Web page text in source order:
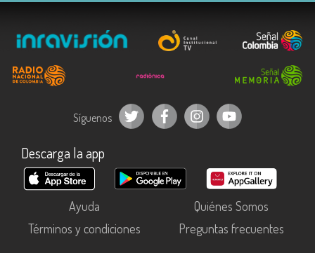
Síguenos
Descarga la app
Ayuda
Quiénes Somos
Términos y condiciones
Preguntas frecuentes